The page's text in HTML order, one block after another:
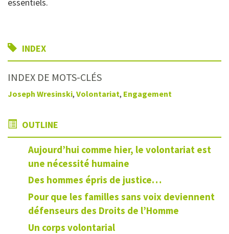
INDEX
INDEX DE MOTS-CLÉS
Joseph Wresinski, Volontariat, Engagement
OUTLINE
Aujourd’hui comme hier, le volontariat est
une nécessité humaine
Des hommes épris de justice…
Pour que les familles sans voix deviennent
défenseurs des Droits de l’Homme
Un corps volontarial